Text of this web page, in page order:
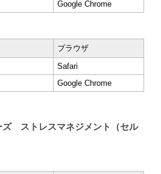
Google Chrome
ブラウザ
Safari
Google Chrome
ズ ストレスマネジメント（セル